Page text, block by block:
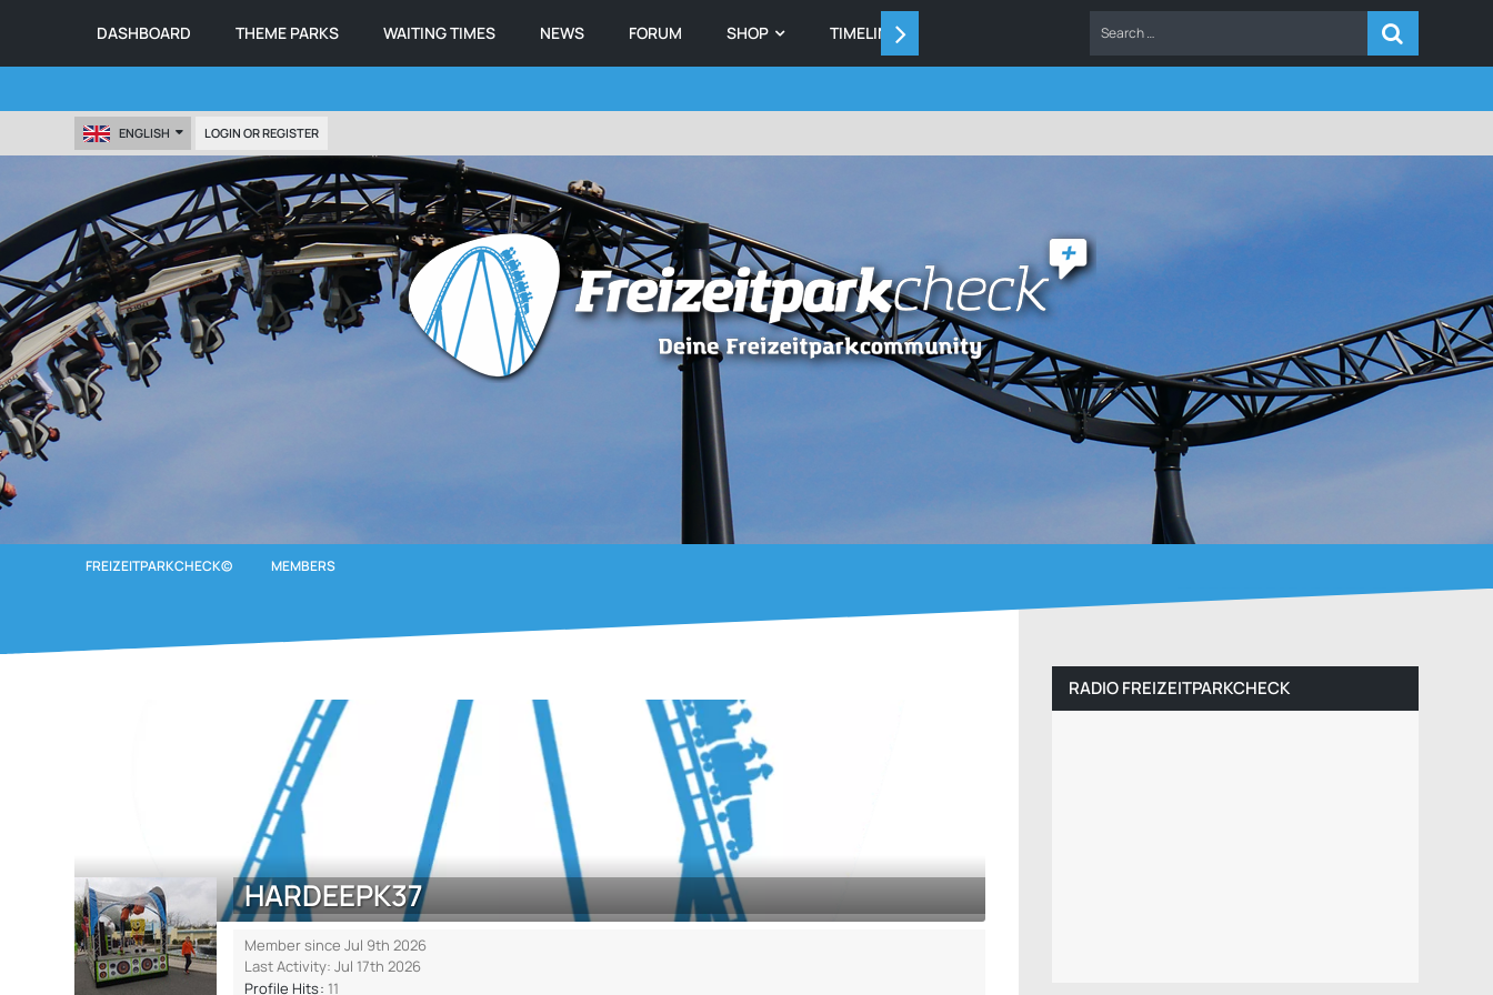
DASHBOARD THEME PARKS WAITING TIMES NEWS FORUM SHOP TIMELINE
ENGLISH LOGIN OR REGISTER
FREIZEITPARKCHECK© MEMBERS
HARDEEPK37
Member since Jul 9th 2026
Last Activity:Jul 17th 2026
Profile Hits 11
RADIO FREIZEITPARKCHECK